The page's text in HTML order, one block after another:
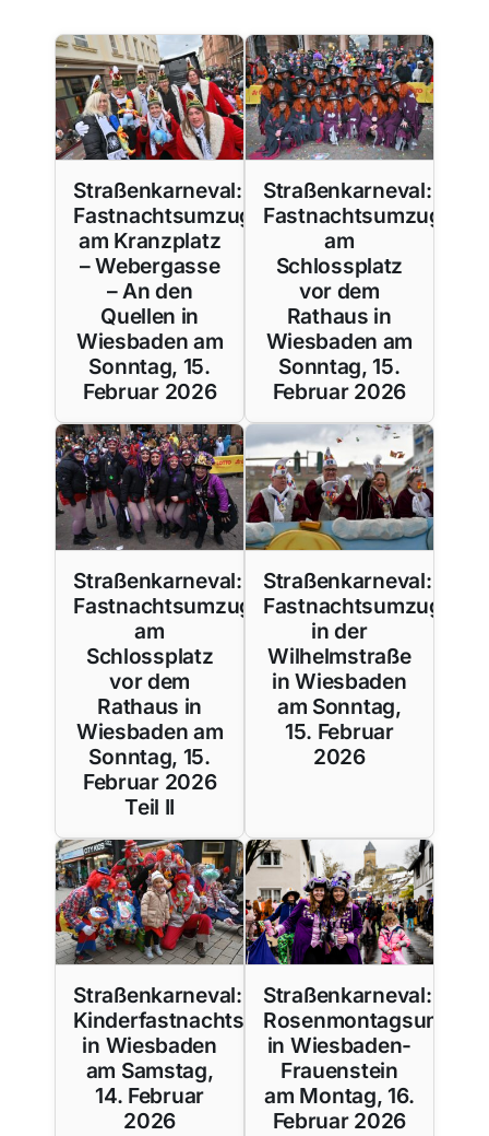
Straßenkarneval:
Fastnachtsumzug
am Kranzplatz
– Webergasse
– An den
Quellen in
Wiesbaden am
Sonntag, 15.
Februar 2026
Straßenkarneval:
Fastnachtsumzug
am
Schlossplatz
vor dem
Rathaus in
Wiesbaden am
Sonntag, 15.
Februar 2026
Straßenkarneval:
Fastnachtsumzug
am
Schlossplatz
vor dem
Rathaus in
Wiesbaden am
Sonntag, 15.
Februar 2026
Teil II
Straßenkarneval:
Fastnachtsumzug
in der
Wilhelmstraße
in Wiesbaden
am Sonntag,
15. Februar
2026
Straßenkarneval:
Kinderfastnachtszug
in Wiesbaden
am Samstag,
14. Februar
2026
Straßenkarneval:
Rosenmontagsumzug
in Wiesbaden-
Frauenstein
am Montag, 16.
Februar 2026